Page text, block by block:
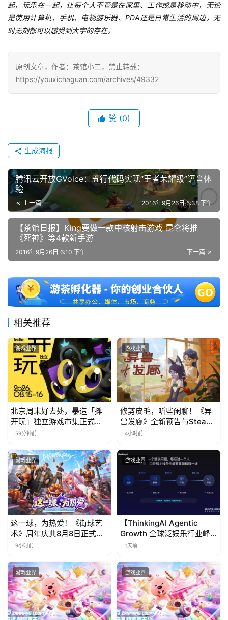
起，玩乐在一起，让每个人不管是在家里、工作或是移动中，无论
是使用计算机、手机、电视游乐器、PDA还是日常生活的周边，无
时无刻都可以感受到大宇的存在。
原创文章，作者：茶馆小二，禁止转载：
https://youxichaguan.com/archives/49332
赞 (0)
生成海报
腾讯云开放GVoice：五行代码实现“王者荣耀级”语音体
验
上一篇 2016年9月26日 5:38 下午
【茶馆日报】King要做一款中核射击游戏 昆仑将推
《死神》等4款新手游
下一篇
2016年9月26日 6:10 下午
相关推荐
游戏业界
北京周末好去处，暴造「摊
开玩」独立游戏市集正式开
票！
59分钟前
游戏业界
修剪皮毛，听些闲聊！《异
兽发廊》全新预告与Steam
免费试玩公开
4小时前
游戏业界
这一球，为热爱！《街球艺
术》周年庆典8月8日正式上
线，多重福利与全新内容同
9小时前
游戏业界
【ThinkingAI Agentic
Growth 全球泛娱乐行业峰
会】Agent 时代，人到底负
1天前
游戏业界 游戏业界